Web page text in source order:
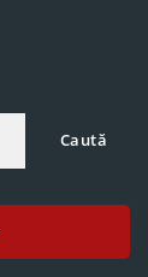
Caută